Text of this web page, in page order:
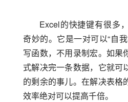
Excel的快捷键有很多
奇妙的。它是一对可以“自
写函数，不用录制宏。如果
式解决完一条数据，它就可
的剩余的事儿。在解决表格
效率绝对可以提高千倍。